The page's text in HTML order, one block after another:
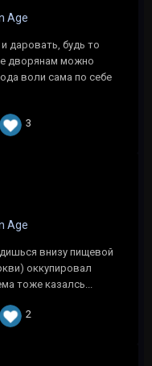
Age
даровать, будь то
дворянам можно
воли сама по себе
3
Age
внизу пищевой
оккупировал
тоже казалсь...
2